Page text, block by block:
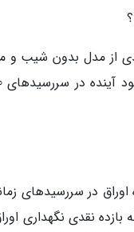
از مدل بدون شیب
اوراق در
نقدی نگهداری